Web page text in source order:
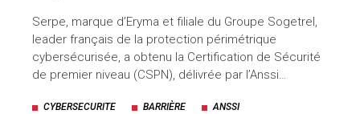
Serpe, marque d’Eryma et filiale du Groupe Sogetrel,
leader français de la protection périmétrique
cybersécurisée, a obtenu la Certification de Sécurité
de premier niveau (CSPN), délivrée par l’Anssi…
CYBERSECURITE BARRIÈRE ANSSI